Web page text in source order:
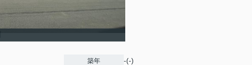
築年 -(-)